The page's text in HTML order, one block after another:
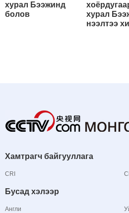
хурал Бээжинд
болов
хурал
нээлтээ
Хамтрагч байгууллага
CRI
Бусад хэлээр
Англи